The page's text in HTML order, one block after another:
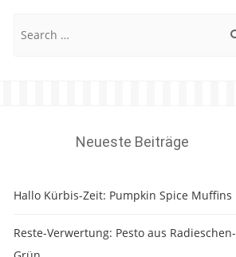
Neueste Beiträge
Hallo Kürbis-Zeit: Pumpkin Spice Muffins
Reste-Verwertung: Pesto aus Radieschen-